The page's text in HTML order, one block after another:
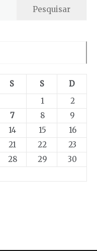
S S
D
1
2
7 8
9
14 15
16
21 22
23
28 29
30